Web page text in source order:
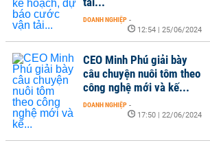
DOANH NGHIỆP -
12:54 | 25/06/2024
CEO Minh Phú giải bày
câu chuyện nuôi tôm theo
công nghệ mới và kế...
DOANH NGHIỆP -
17:50 | 22/06/2024